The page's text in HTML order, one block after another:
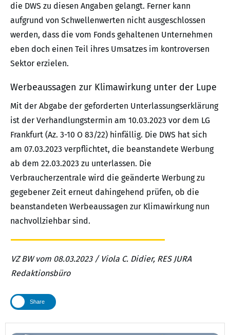
die DWS zu diesen Angaben gelangt. Ferner kann
aufgrund von Schwellenwerten nicht ausgeschlossen
werden, dass die vom Fonds gehaltenen Unternehmen
eben doch einen Teil ihres Umsatzes im kontroversen
Sektor erzielen.
Werbeaussagen zur Klimawirkung unter der Lupe
Mit der Abgabe der geforderten Unterlassungserklärung
ist der Verhandlungstermin am 10.03.2023 vor dem LG
Frankfurt (Az. 3-10 O 83/22) hinfällig. Die DWS hat sich
am 07.03.2023 verpflichtet, die beanstandete Werbung
ab dem 22.03.2023 zu unterlassen. Die
Verbraucherzentrale wird die geänderte Werbung zu
gegebener Zeit erneut dahingehend prüfen, ob die
beanstandeten Werbeaussagen zur Klimawirkung nun
nachvollziehbar sind.
VZ BW vom 08.03.2023 / Viola C. Didier, RES JURA
Redaktionsbüro
Share